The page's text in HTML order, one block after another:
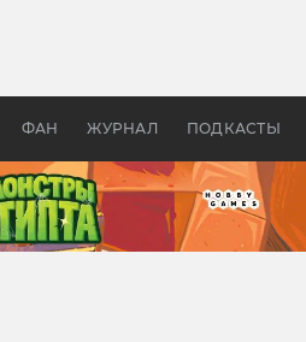
ФАН ЖУРНАЛ ПОДКАСТЫ
Древней Грецией